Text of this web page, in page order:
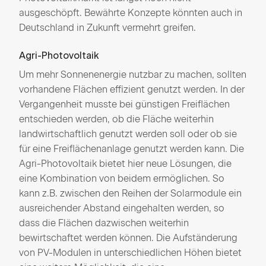
ausgeschöpft. Bewährte Konzepte könnten auch in
Deutschland in Zukunft vermehrt greifen.
Agri-Photovoltaik
Um mehr Sonnenenergie nutzbar zu machen, sollten
vorhandene Flächen effizient genutzt werden. In der
Vergangenheit musste bei günstigen Freiflächen
entschieden werden, ob die Fläche weiterhin
landwirtschaftlich genutzt werden soll oder ob sie
für eine Freiflächenanlage genutzt werden kann. Die
Agri-Photovoltaik bietet hier neue Lösungen, die
eine Kombination von beidem ermöglichen. So
kann z.B. zwischen den Reihen der Solarmodule ein
ausreichender Abstand eingehalten werden, so
dass die Flächen dazwischen weiterhin
bewirtschaftet werden können. Die Aufständerung
von PV-Modulen in unterschiedlichen Höhen bietet